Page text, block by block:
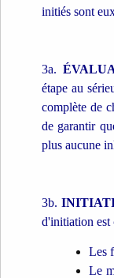
initiés sont
3a.
étape au
complète de
de garantir
plus aucune
3b.
d'initiation est
Les
Le